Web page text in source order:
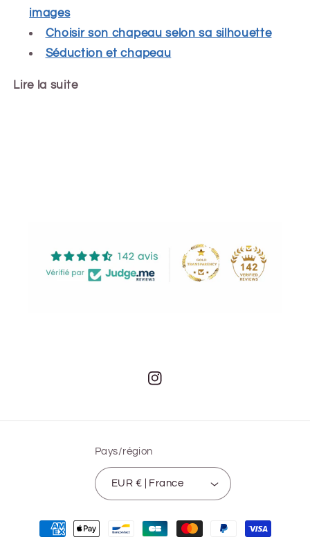
images
Choisir son chapeau selon sa silhouette
Séduction et chapeau
Lire la suite
Instagram
Pays/région
EUR € | France
Moyens